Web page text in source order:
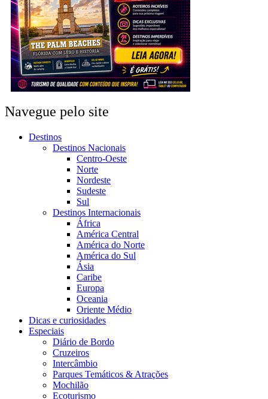
Navegue pelo site
Destinos
Destinos Nacionais
Centro-Oeste
Norte
Nordeste
Sudeste
Sul
Destinos Internacionais
África
América Central
América do Norte
América do Sul
Ásia
Caribe
Europa
Oceania
Oriente Médio
Dicas e curiosidades
Especiais
Diário de Bordo
Cruzeiros
Intercâmbio
Parques Temáticos & Atrações
Mochilão
Ecoturismo